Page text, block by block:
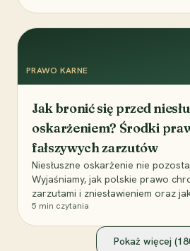
PRAWO KARNE
Jak bronić się przed
oskarżeniem? Środki
fałszywych zarzutów
Niesłuszne oskarżenie nie
Wyjaśniamy, jak polskie prawo
zarzutami i zniesławieniem oraz
5 min czytania
Pokaż więcej (